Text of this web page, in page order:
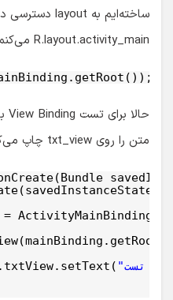
R.layout.activity_main می‌کنم:
متن را روی txt_view چاپ می‌کنم:
=